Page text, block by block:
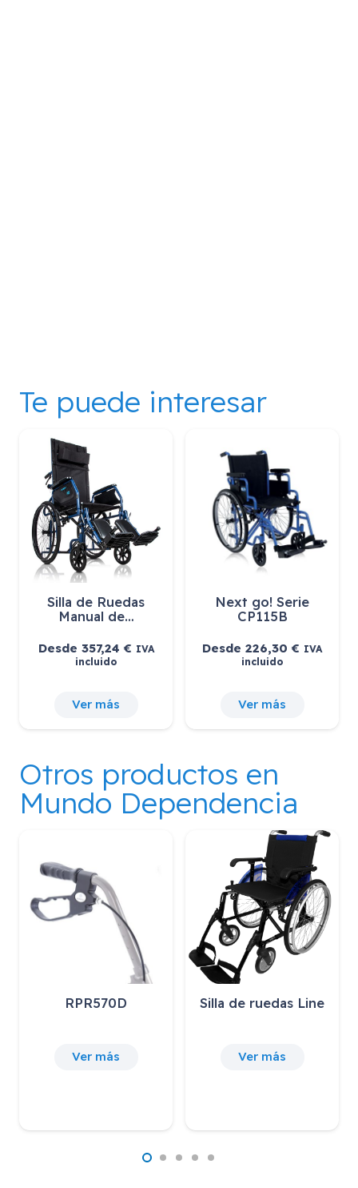
Te puede interesar
Silla de Ruedas
Manual de…
Desde 198,02€ IVA
incluido
Ver más
Silla de Ruedas
Manual de…
Desde 248,56€ IVA
incluido
Ver más
Otros productos en
Mundo Dependencia
Silla de ruedas Line
Ver más
CIERRE DE
Ver más